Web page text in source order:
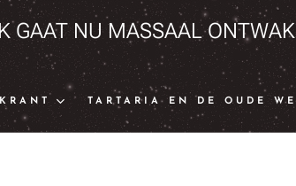
GAAT NU MASSAAL
TARTARIA EN DE OUDE